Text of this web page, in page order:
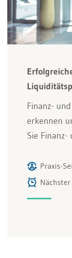
Finanz-
erkennen
Sie
Praxis-